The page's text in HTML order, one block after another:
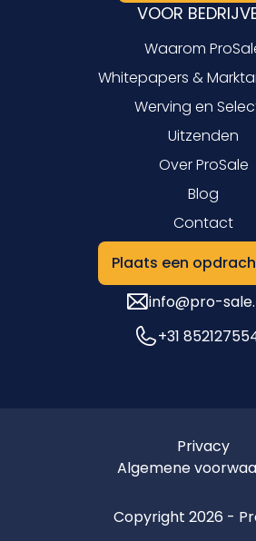
VOOR
Waarom
Whitepapers &
Werving en
Uitzenden
Over ProSale
Blog
Contact
Plaats een
info@pro-
+31
Privacy
Algemene
Copyright 2026 -